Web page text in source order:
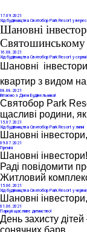
17.09.2021
Хід будівництва Святобор Park Resort у
Шановні
Святошинському
16.08.2021
Хід будівництва Святобор Park Resort у серпні
Шановні
квартир з видом
08.08.2021
Вітаємо з Днем Будівельника!
Святобор Park
щасливі родини,
15.07.2021
Хід будівництва Святобор Park Resort у липні
Шановні
09.07.2021
Премія
Шановні інвестори!
Раді повідомити
Житловий
15.06.2021
Хід будівництва Святобор Park Resort у червні
Шановні
01 .06.2021
Паркуй щасливе дитинство!
День захисту